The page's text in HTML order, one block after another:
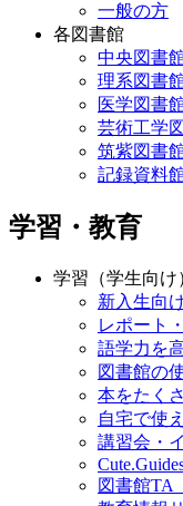
一般の方
各図書館
中央図書
理系図書
医学図書
芸術工学
筑紫図書
記録資料
学習・教育
学習（学生向け
新入生向
レポート
語学力を
図書館の
本をたく
自宅で使
講習会・
図書館TA